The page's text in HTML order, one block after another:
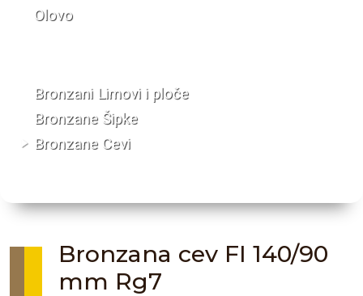
Olovo
Bronzani Limovi i ploče
Bronzane Šipke
Bronzane Cevi
Bronzana cev FI 140/90
mm Rg7